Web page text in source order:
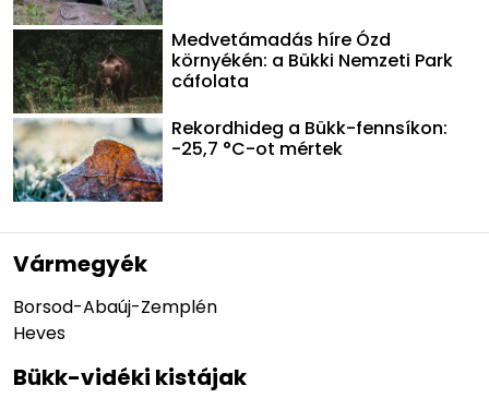
Medvetámadás híre Ózd
környékén: a Bükki Nemzeti Park
cáfolata
Rekordhideg a Bükk-fennsíkon:
-25,7 °C-ot mértek
Vármegyék
Borsod-Abaúj-Zemplén
Heves
Bükk-vidéki kistájak